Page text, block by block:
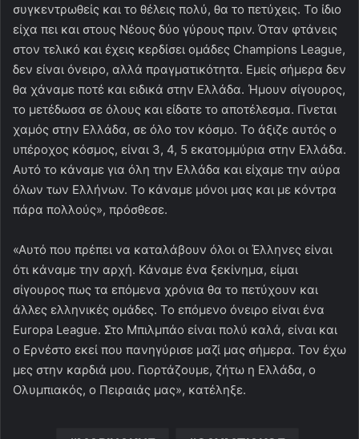
συγκεντρωθείς και το θέλεις πολύ, θα το πετύχεις. Το ίδιο
είχα πει και στους Νέους δύο γύρους πριν. Όταν φτάνεις
στον τελικό και έχεις κερδίσει ομάδες Champions League,
δεν είναι όνειρο, αλλά πραγματικότητα. Εμείς σήμερα δεν
θα χάναμε ποτέ και ειδικά στην Ελλάδα. Ήμουν σίγουρος,
το μετέδωσα σε όλους και είδατε το αποτέλεσμα. Γίνεται
χαμός στην Ελλάδα, σε όλο τον κόσμο. Το άξιζε αυτός ο
υπέροχος κόσμος, είναι 3, 4, 5 εκατομμύρια στην Ελλάδα.
Αυτό το κάναμε για όλη την Ελλάδα και είχαμε την αύρα
όλων των Ελλήνων. Το κάναμε μόνοι μας και με κόντρα
πάρα πολλούς», πρόσθεσε.
«Αυτό που πρέπει να καταλάβουν όλοι οι Έλληνες είναι
ότι κάναμε την αρχή. Κάναμε ένα ξεκίνημα, είμαι
σίγουρος πως τα επόμενα χρόνια θα το πετύχουν και
άλλες ελληνικές ομάδες. Το επόμενο όνειρο είναι ένα
Europa League. Στο Μπιλμπάο είναι πολύ καλά, είναι και
ο Ερνέστο εκεί που πανηγύρισε μαζί μας σήμερα. Τον έχω
μες στην καρδιά μου. Γιορτάζουμε, ζήτω η Ελλάδα, ο
Ολυμπιακός, ο Πειραιάς μας», κατέληξε.